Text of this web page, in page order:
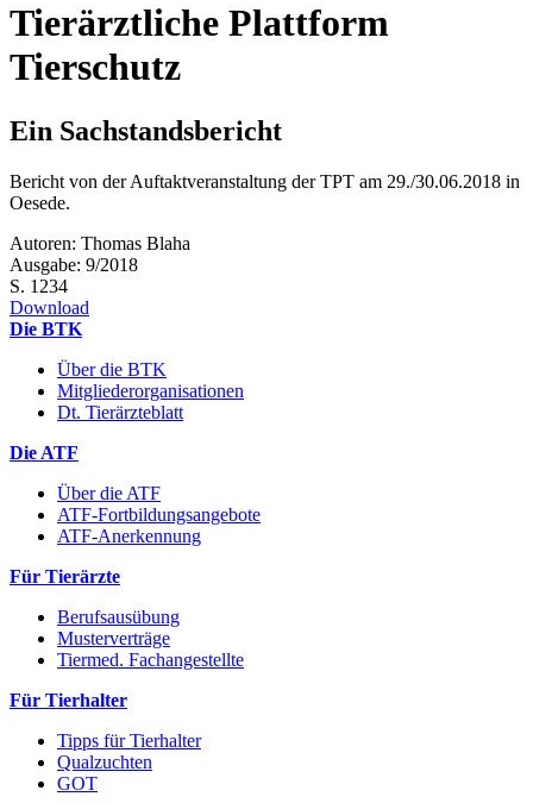
Tierärztliche Plattform
Tierschutz
Ein Sachstandsbericht
Bericht von der Auftaktveranstaltung der TPT am 29./30.06.2018 in
Oesede.
Autoren: Thomas Blaha
Ausgabe: 9/2018
S. 1234
Download
Die BTK
Über die BTK
Mitgliederorganisationen
Dt. Tierärzteblatt
Die ATF
Über die ATF
ATF-Fortbildungsangebote
ATF-Anerkennung
Für Tierärzte
Berufsausübung
Musterverträge
Tiermed. Fachangestellte
Für Tierhalter
Tipps für Tierhalter
Qualzuchten
GOT